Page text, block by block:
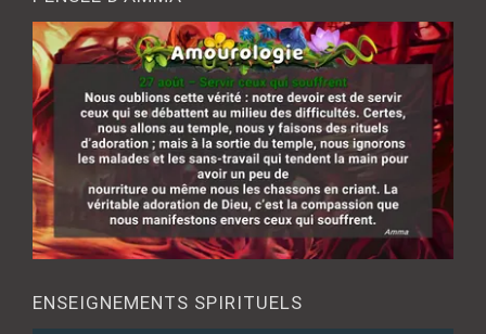
ENSEIGNEMENTS SPIRITUELS